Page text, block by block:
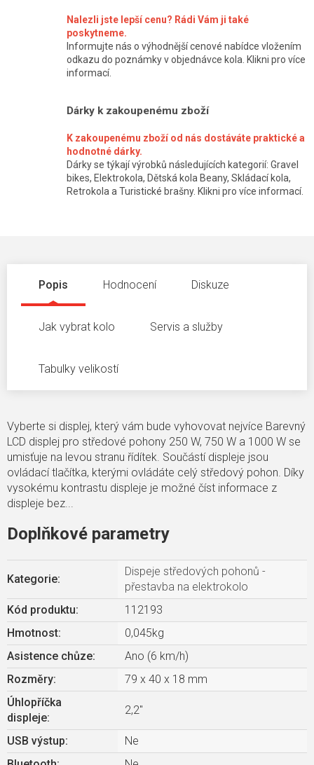
Nalezli jste lepší cenu? Rádi Vám ji také
poskytneme.
Informujte nás o výhodnější cenové nabídce vložením
odkazu do poznámky v objednávce kola. Klikni pro více
informací.
Dárky k zakoupenému zboží
K zakoupenému zboží od nás dostáváte praktické a
hodnotné dárky.
Dárky se týkají výrobků následujících kategorií: Gravel
bikes, Elektrokola, Dětská kola Beany, Skládací kola,
Retrokola a Turistické brašny. Klikni pro více informací.
Popis Hodnocení Diskuze
Jak vybrat kolo Servis a služby
Tabulky velikostí
Vyberte si displej, který vám bude vyhovovat nejvíce Barevný
LCD displej pro středové pohony 250 W, 750 W a 1000 W se
umisťuje na levou stranu řídítek. Součástí displeje jsou
ovládací tlačítka, kterými ovládáte celý středový pohon. Díky
vysokému kontrastu displeje je možné číst informace z
displeje bez...
Doplňkové parametry
Kategorie:
Dispeje středových pohonů -
přestavba na elektrokolo
Kód produktu:
112193
Hmotnost:
0,045kg
Asistence chůze:
Ano (6 km/h)
Rozměry:
79 x 40 x 18 mm
Úhlopříčka
displeje:
2,2"
USB výstup:
Ne